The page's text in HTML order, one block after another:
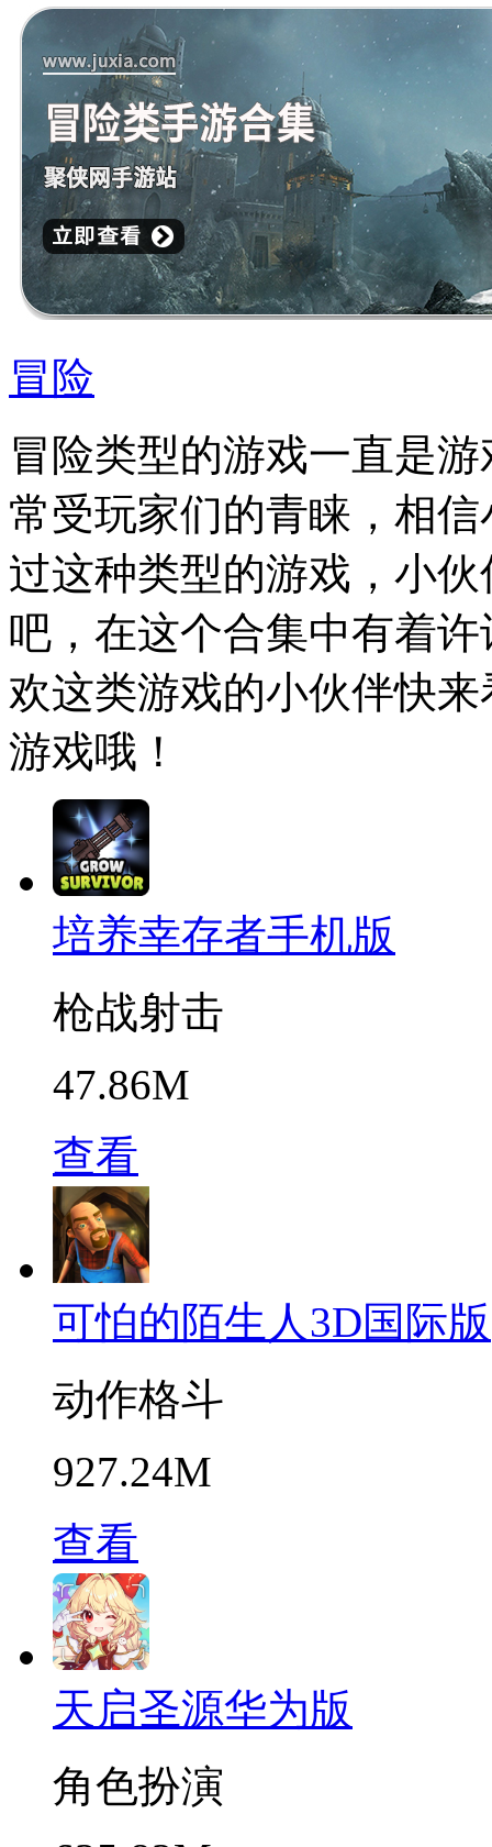
冒险
冒险类型的游戏一直是
常受玩家们的青睐，相
过这种类型的游戏，小
吧，在这个合集中有着
欢这类游戏的小伙伴快
游戏哦！
培养幸存者手机版
枪战射击
47.86M
查看
可怕的陌生人3D国际版
动作格斗
927.24M
查看
天启圣源华为版
角色扮演